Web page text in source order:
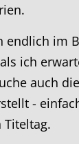
endlich im
ich
auch
-
Titeltag.